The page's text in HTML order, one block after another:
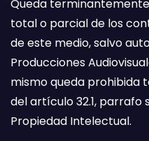
Queda
total o parcial de los
de este medio, salvo
Producciones
mismo queda prohibida
del artículo 32.1, parrafo
Propiedad Intelectual.